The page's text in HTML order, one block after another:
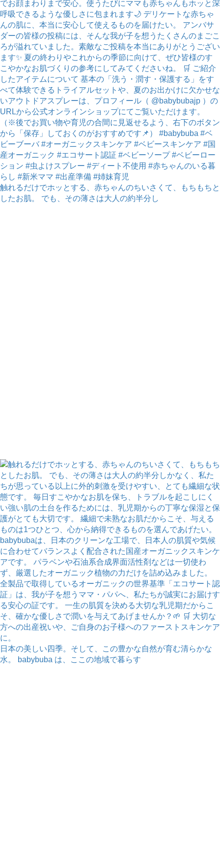
触れるだけでホッとする、赤ちゃんのちいさくて、もちもちと
したお肌。 でも、その薄さは大人の約半分し
日本の美しい四季。そして、この豊かな自然が育む清らかな
水。 babybuba は、ここの地域で暮らす